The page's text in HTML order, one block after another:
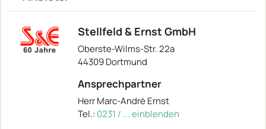
Stellfeld & Ernst GmbH
Oberste-Wilms-Str. 22a
44309 Dortmund
Ansprechpartner
Herr Marc-André Ernst
Tel.: 0231 / ... einblenden